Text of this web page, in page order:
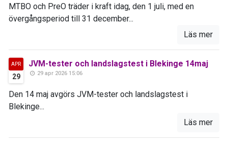
MTBO och PreO träder i kraft idag, den 1 juli, med en
övergångsperiod till 31 december...
Läs mer
APR
29
JVM-tester och landslagstest i Blekinge 14maj
29 apr 2026 15:06
Den 14 maj avgörs JVM-tester och landslagstest i
Blekinge...
Läs mer